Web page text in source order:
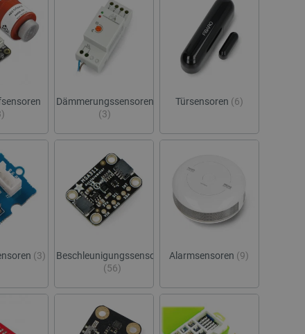
Dämmerungssensoren
(3)
Türsensoren (6)
(3)
Beschleunigungssensoren
(56)
Alarmsensoren (9)